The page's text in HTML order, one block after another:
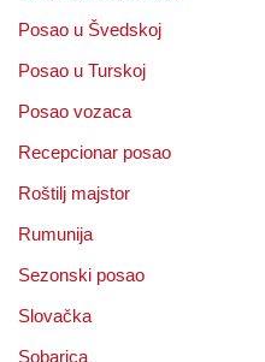
Posao u Švedskoj
Posao u Turskoj
Posao vozaca
Recepcionar posao
Roštilj majstor
Rumunija
Sezonski posao
Slovačka
Sobarica